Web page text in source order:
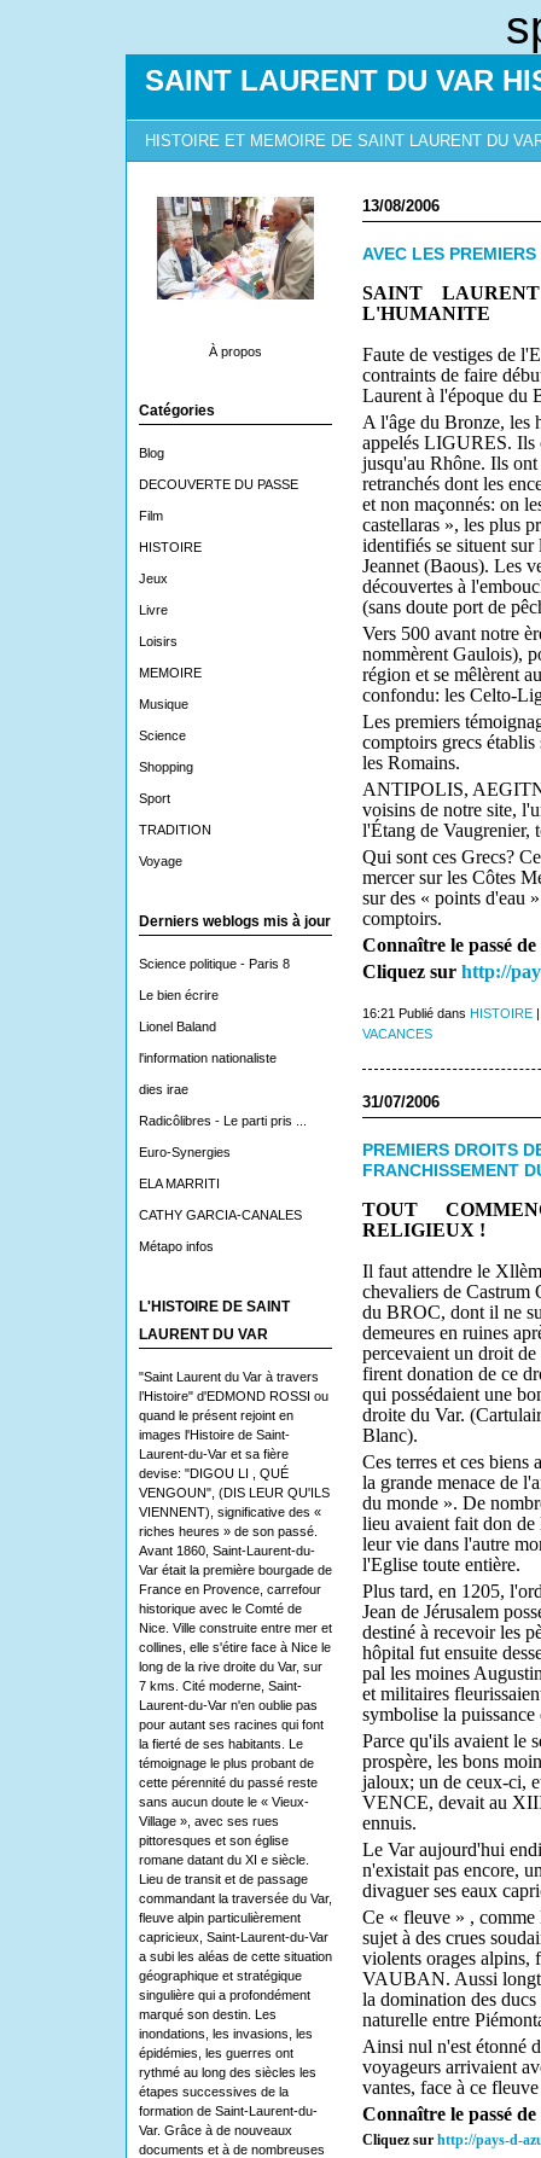
SAINT LAURENT DU VAR
HISTOIRE ET MEMOIRE DE SAINT LAURENT DU
À propos
Catégories
Blog
DECOUVERTE DU PASSE
Film
HISTOIRE
Jeux
Livre
Loisirs
MEMOIRE
Musique
Science
Shopping
Sport
TRADITION
Voyage
Derniers weblogs mis à jour
Science politique - Paris 8
Le bien écrire
Lionel Baland
l'information nationaliste
dies irae
Radicôlibres - Le parti pris ...
Euro-Synergies
ELA MARRITI
CATHY GARCIA-CANALES
Métapo infos
L'HISTOIRE DE SAINT
LAURENT DU VAR
"Saint Laurent du Var à travers
l’Histoire" d'EDMOND ROSSI ou
quand le présent rejoint en
images l'Histoire de Saint-
Laurent-du-Var et sa fière
devise: "DIGOU LI , QUÉ
VENGOUN", (DIS LEUR QU'ILS
VIENNENT), significative des «
riches heures » de son passé.
Avant 1860, Saint-Laurent-du-
Var était la première bourgade de
France en Provence, carrefour
historique avec le Comté de
Nice. Ville construite entre mer et
collines, elle s'étire face à Nice le
long de la rive droite du Var, sur
7 kms. Cité moderne, Saint-
Laurent-du-Var n'en oublie pas
pour autant ses racines qui font
la fierté de ses habitants. Le
témoignage le plus probant de
cette pérennité du passé reste
sans aucun doute le « Vieux-
Village », avec ses rues
pittoresques et son église
romane datant du XI e siècle.
Lieu de transit et de passage
commandant la traversée du Var,
fleuve alpin particulièrement
capricieux, Saint-Laurent-du-Var
a subi les aléas de cette situation
géographique et stratégique
singulière qui a profondément
marqué son destin. Les
inondations, les invasions, les
épidémies, les guerres ont
rythmé au long des siècles les
étapes successives de la
formation de Saint-Laurent-du-
Var. Grâce à de nouveaux
documents et à de nombreuses
13/08/2006
AVEC LES PREMIERS
SAINT
L'HUMANITE
Faute de vestiges de
contraints de faire
Laurent à l'époque du
A l'âge du Bronze, les
appelés LIGURES. Ils
jusqu'au Rhône. Ils
retranchés dont les
et non maçonnés: on
castellaras », les plus
identifiés se si­tuent sur
Jeannet (Baous). Les
découvertes à
(sans doute port de
Vers 500 avant notre
nommèrent Gaulois),
région et se mêlèrent
confon­du: les Celto-
Les premiers
comptoirs grecs
les Romains.
ANTIPOLIS,
voisins de notre site,
l'Étang de Vaugrenier,
Qui sont ces Grecs?
mercer sur les Côtes
sur des « points d'eau
comptoirs.
Connaître le passé
Cliquez sur http://
16:21 Publié dans HISTOIRE
VACANCES
31/07/2006
PREMIERS DROITS
FRANCHISSEMENT
TOUT
RELIGIEUX !
Il faut attendre le
chevaliers de Castrum
du BROC, dont il ne
demeures en ruines
percevaient un droit de
firent donation de ce
qui possédaient une
droite du Var.
Blanc).
Ces terres et ces biens
la grande menace de
du monde ». De
lieu avaient fait don de
leur vie dans l'autre
l'Eglise toute entière.
Plus tard, en 1205,
Jean de Jérusalem
destiné à recevoir les
hôpital fut ensuite
pal les moines
et militaires
symbolise la
Parce qu'ils avaient le
prospère, les bons
jaloux; un de ceux-ci,
VEN­CE, devait au XIII
ennuis.
Le Var aujourd'hui
n'existait pas encore,
divaguer ses eaux
Ce « fleuve » ,
sujet à des crues
violents orages alpins,
VAU­BAN. Aussi
la do­mination des
naturel­le entre
Ainsi nul n'est étonné
voyageurs arrivaient
vantes, face à ce
Connaître le passé
Cliquez sur http://pays-d-